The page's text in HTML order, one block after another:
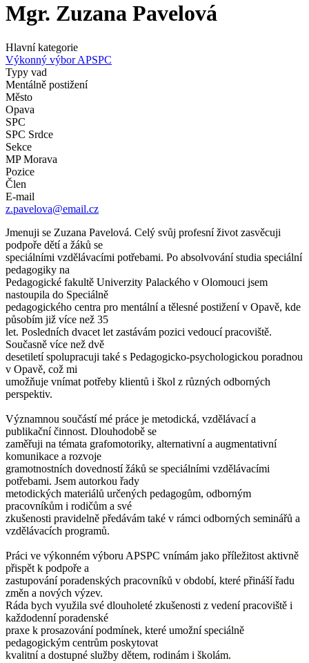
Mgr. Zuzana Pavelová
Hlavní kategorie
Výkonný výbor APSPC
Typy vad
Mentálně postižení
Město
Opava
SPC
SPC Srdce
Sekce
MP Morava
Pozice
Člen
E-mail
z.pavelova@email.cz
Jmenuji se Zuzana Pavelová. Celý svůj profesní život zasvěcuji
podpoře dětí a žáků se
speciálními vzdělávacími potřebami. Po absolvování studia speciální
pedagogiky na
Pedagogické fakultě Univerzity Palackého v Olomouci jsem
nastoupila do Speciálně
pedagogického centra pro mentální a tělesné postižení v Opavě, kde
působím již více než 35
let. Posledních dvacet let zastávám pozici vedoucí pracoviště.
Současně více než dvě
desetiletí spolupracuji také s Pedagogicko-psychologickou poradnou
v Opavě, což mi
umožňuje vnímat potřeby klientů i škol z různých odborných
perspektiv.
Významnou součástí mé práce je metodická, vzdělávací a
publikační činnost. Dlouhodobě se
zaměřuji na témata grafomotoriky, alternativní a augmentativní
komunikace a rozvoje
gramotnostních dovedností žáků se speciálními vzdělávacími
potřebami. Jsem autorkou řady
metodických materiálů určených pedagogům, odborným
pracovníkům i rodičům a své
zkušenosti pravidelně předávám také v rámci odborných seminářů a
vzdělávacích programů.
Práci ve výkonném výboru APSPC vnímám jako příležitost aktivně
přispět k podpoře a
zastupování poradenských pracovníků v období, které přináší řadu
změn a nových výzev.
Ráda bych využila své dlouholeté zkušenosti z vedení pracoviště i
každodenní poradenské
praxe k prosazování podmínek, které umožní speciálně
pedagogickým centrům poskytovat
kvalitní a dostupné služby dětem, rodinám i školám.